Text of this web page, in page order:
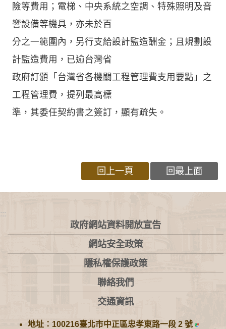
險等費用；電梯、中央系統之空調、特殊照明及音
響設備等機具，亦未於百
分之一範圍內，另行支給設計監造酬金；且規劃設
計監造費用，已逾台灣省
政府訂頒「台灣省各機關工程管理費支用要點」之
工程管理費，提列最高標
準，其委任契約書之簽訂，顯有疏失。
回上一頁 回最上面
:::
政府網站資料開放宣告
網站安全政策
隱私權保護政策
聯絡我們
交通資訊
地址：100216臺北市中正區忠孝東路一段 2 號